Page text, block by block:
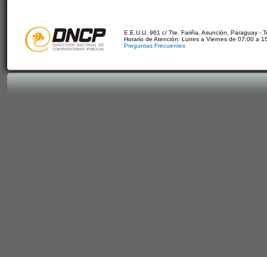
E.E.U.U. 961 c/ Tte. Fariña. Asunción, Paraguay -
Horario de Atención: Lunes a Viernes de 07:00 a
Preguntas Frecuentes